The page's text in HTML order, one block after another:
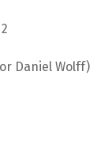
Daniel Wolff)